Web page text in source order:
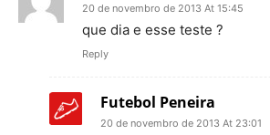
20 de novembro de 2013 At 15:45
que dia e esse teste ?
Reply
Futebol Peneira
20 de novembro de 2013 At 23:01